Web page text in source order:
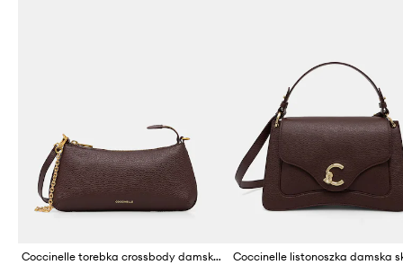
Coccinelle torebka crossbody damska skórzana